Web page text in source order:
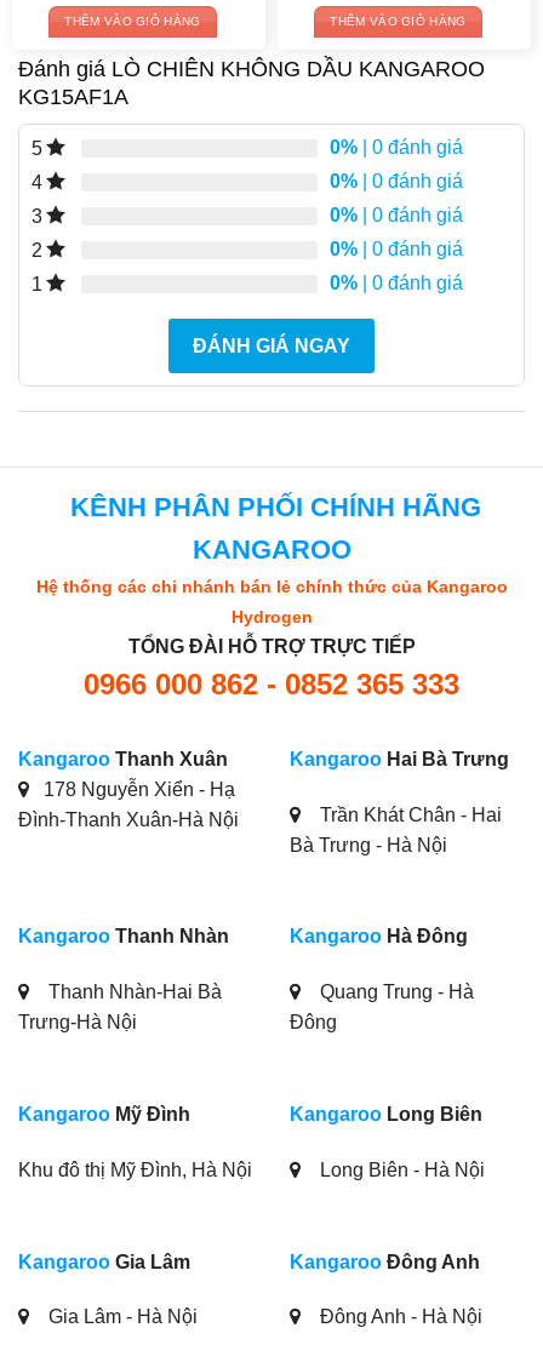
was:
1.580.000₫.
THÊM VÀO GIỎ HÀNG
was:
4.000.000₫.
THÊM VÀO GIỎ HÀNG
Đánh giá LÒ CHIÊN KHÔNG DẦU KANGAROO
KG15AF1A
5 0% | 0 đánh giá
4
0% | 0 đánh giá
3
0% | 0 đánh giá
2
0% | 0 đánh giá
1
0% | 0 đánh giá
ĐÁNH GIÁ NGAY
KÊNH PHÂN PHỐI CHÍNH HÃNG
KANGAROO
Hệ thống các chi nhánh bán lẻ chính thức của Kangaroo
Hydrogen
TỔNG ĐÀI HỖ TRỢ TRỰC TIẾP
0966 000 862 - 0852 365 333
Kangaroo Thanh Xuân
178 Nguyễn Xiển - Hạ
Đình-Thanh Xuân-Hà Nội
Kangaroo Hai Bà Trưng
Trần Khát Chân - Hai
Bà Trưng - Hà Nội
Kangaroo Thanh Nhàn
Thanh Nhàn-Hai Bà
Trưng-Hà Nội
Kangaroo Hà Đông
Quang Trung - Hà
Đông
Kangaroo Mỹ Đình
Khu đô thị Mỹ Đình, Hà Nội
Kangaroo Long Biên
Long Biên - Hà Nội
Kangaroo Gia Lâm
Gia Lâm - Hà Nội
Kangaroo Đông Anh
Đông Anh - Hà Nội